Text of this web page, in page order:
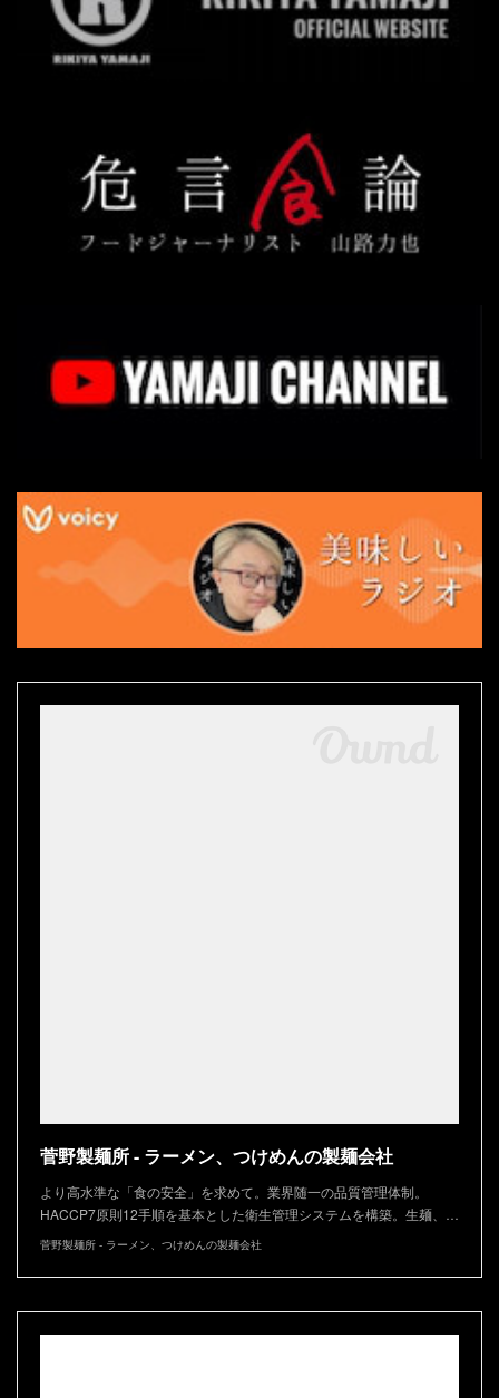
菅野製麺所 - ラーメン、つけめんの製麺会社
より高水準な「食の安全」を求めて。業界随一の品質管理体制。
HACCP7原則12手順を基本とした衛生管理システムを構築。生麺、…
菅野製麺所 - ラーメン、つけめんの製麺会社